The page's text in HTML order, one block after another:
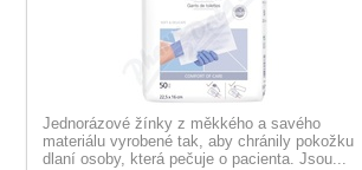
Jednorázové žínky z měkkého a savého
materiálu vyrobené tak, aby chránily pokožku
dlaní osoby, která pečuje o pacienta. Jsou...